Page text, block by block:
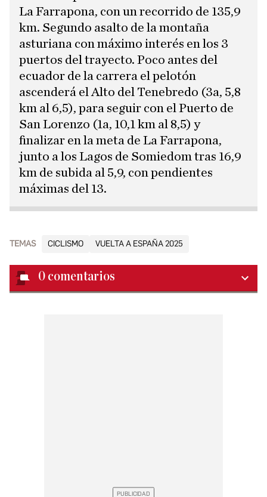
La Farrapona, con un recorrido de 135,9
km. Segundo asalto de la montaña
asturiana con máximo interés en los 3
puertos del trayecto. Poco antes del
ecuador de la carrera el pelotón
ascenderá el Alto del Tenebredo (3a, 5,8
km al 6,5), para seguir con el Puerto de
San Lorenzo (1a, 10,1 km al 8,5) y
finalizar en la meta de La Farrapona,
junto a los Lagos de Somiedom tras 16,9
km de subida al 5,9, con pendientes
máximas del 13.
TEMAS CICLISMO VUELTA A ESPAÑA 2025
0 comentarios